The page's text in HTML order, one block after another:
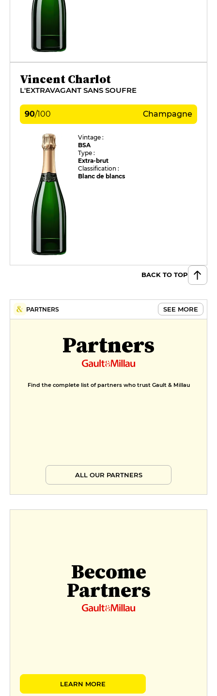
Vincent Charlot
L'EXTRAVAGANT SANS SOUFRE
90/100 Champagne
Vintage :
BSA
Type :
Extra-brut
Classification :
Blanc de blancs
BACK TO TOP
PARTNERS SEE MORE
Partners
Find the complete list of partners who trust Gault & Millau
ALL OUR PARTNERS
Become
Partners
LEARN MORE